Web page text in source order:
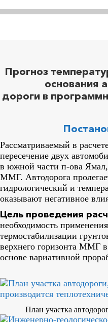
Прогноз
основания
дороги в
Рассматриваемый в
пересечение двух
в южной части п-ова Ямал,
ММГ. Автодорога
гидрологический и
оказывают негативное
Цель проведения
необходимость
термостабилизации
верхнего горизонта ММГ
основе вариативной
План участка